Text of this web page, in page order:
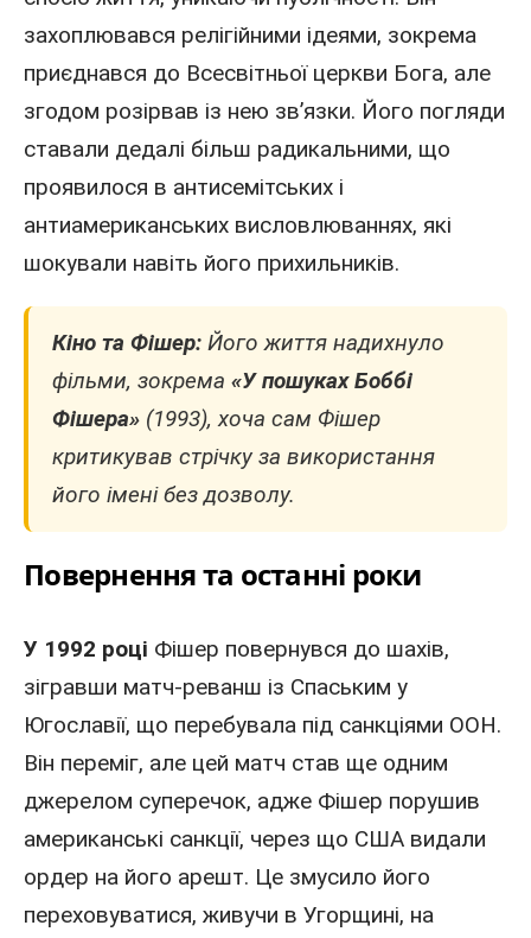
захоплювався релігійними ідеями, зокрема
приєднався до Всесвітньої церкви Бога, але
згодом розірвав із нею зв’язки. Його погляди
ставали дедалі більш радикальними, що
проявилося в антисемітських і
антиамериканських висловлюваннях, які
шокували навіть його прихильників.
Кіно та Фішер: Його життя надихнуло
фільми, зокрема «У пошуках Боббі
Фішера» (1993), хоча сам Фішер
критикував стрічку за використання
його імені без дозволу.
Повернення та останні роки
У 1992 році Фішер повернувся до шахів,
зігравши матч-реванш із Спаським у
Югославії, що перебувала під санкціями ООН.
Він переміг, але цей матч став ще одним
джерелом суперечок, адже Фішер порушив
американські санкції, через що США видали
ордер на його арешт. Це змусило його
переховуватися, живучи в Угорщині, на